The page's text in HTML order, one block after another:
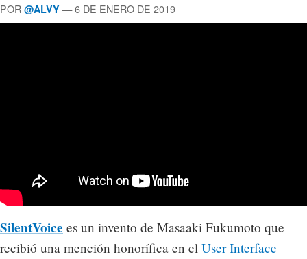
POR @ALVY — 6 DE ENERO DE 2019
SilentVoice es un invento de Masaaki Fukumoto que
recibió una mención honorífica en el User Interface